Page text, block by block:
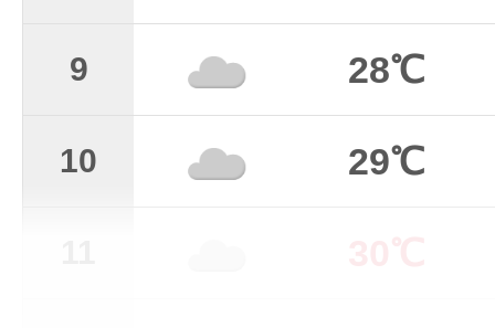
9 28℃
10 29℃